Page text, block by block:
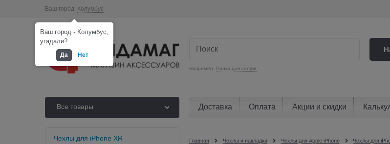
Ваш город: Колумбус
Например: Палка для селфи
Все товары Доставка Оплата Акции и скидки
Чехлы для iPhone XR Главная Чехлы и накладки Чехлы для Apple iPhone Чехлы для
Ваш город - Колумбус,
угадали?
Да Нет